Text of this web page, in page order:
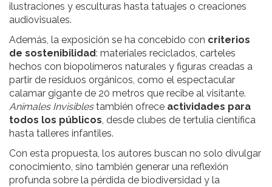
ilustraciones y esculturas hasta tatuajes o creaciones
audiovisuales.
Además, la exposición se ha concebido con criterios
de sostenibilidad: materiales reciclados, carteles
hechos con biopolímeros naturales y figuras creadas a
partir de residuos orgánicos, como el espectacular
calamar gigante de 20 metros que recibe al visitante.
Animales Invisiblestambién ofrece actividades para
todos los públicos, desde clubes de tertulia científica
hasta talleres infantiles.
Con esta propuesta, los autores buscan no solo divulgar
conocimiento, sino también generar una reflexión
profunda sobre la pérdida de biodiversidad y la